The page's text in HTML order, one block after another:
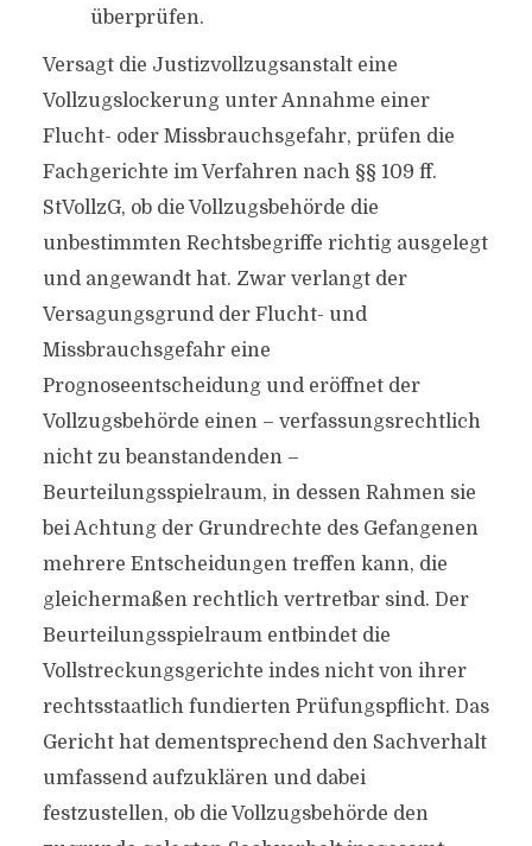
überprüfen.
Versagt die Justizvollzugsanstalt eine
Vollzugslockerung unter Annahme einer
Flucht- oder Missbrauchsgefahr, prüfen die
Fachgerichte im Verfahren nach §§ 109 ff.
StVollzG, ob die Vollzugsbehörde die
unbestimmten Rechtsbegriffe richtig ausgelegt
und angewandt hat. Zwar verlangt der
Versagungsgrund der Flucht- und
Missbrauchsgefahr eine
Prognoseentscheidung und eröffnet der
Vollzugsbehörde einen – verfassungsrechtlich
nicht zu beanstandenden –
Beurteilungsspielraum, in dessen Rahmen sie
bei Achtung der Grundrechte des Gefangenen
mehrere Entscheidungen treffen kann, die
gleichermaßen rechtlich vertretbar sind. Der
Beurteilungsspielraum entbindet die
Vollstreckungsgerichte indes nicht von ihrer
rechtsstaatlich fundierten Prüfungspflicht. Das
Gericht hat dementsprechend den Sachverhalt
umfassend aufzuklären und dabei
festzustellen, ob die Vollzugsbehörde den